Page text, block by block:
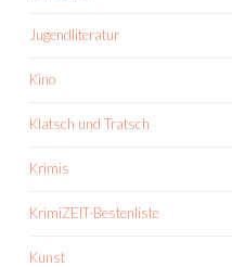
Jugendliteratur
Kino
Klatsch und Tratsch
Krimis
KrimiZEIT-Bestenliste
Kunst